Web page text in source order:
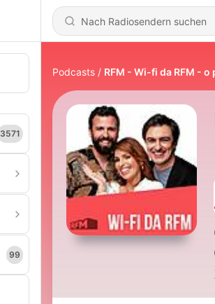
3571
99
Podcasts RFM - Wi-fi da RFM - o